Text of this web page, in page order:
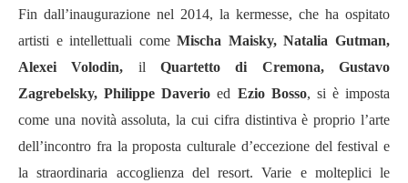
Fin dall’inaugurazione nel 2014, la kermesse, che ha ospitato
artisti e intellettuali comeMischa Maisky, Natalia Gutman,
Alexei Volodin, il Quartetto di Cremona, Gustavo
Zagrebelsky, Philippe Daverioed Ezio Bosso, si è imposta
come una novità assoluta, la cui cifra distintiva è proprio l’arte
dell’incontro fra la proposta culturale d’eccezione del festival e
la straordinaria accoglienza del resort. Varie e molteplici le